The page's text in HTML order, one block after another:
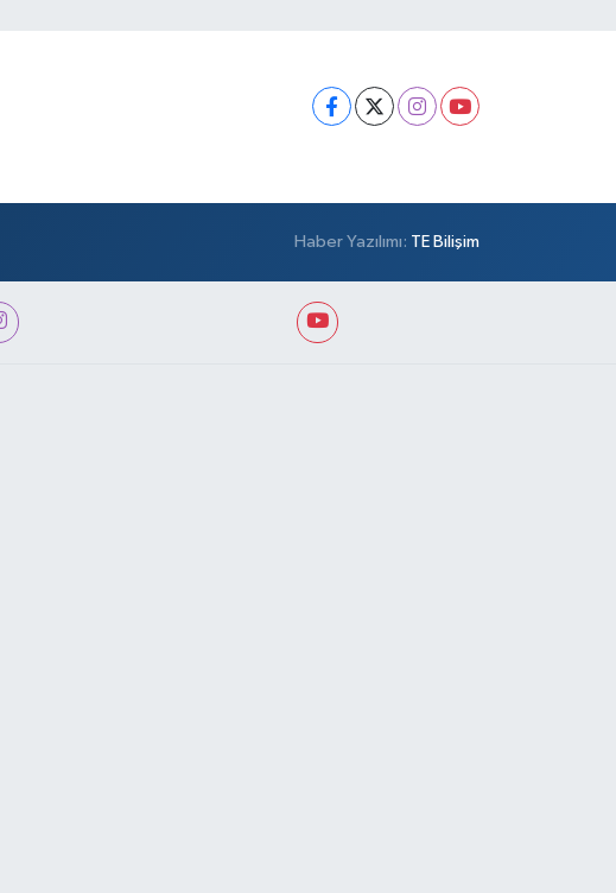
Haber Yazılımı: TE Bilişim